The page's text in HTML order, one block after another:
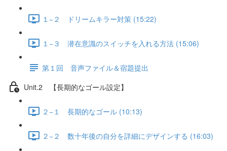
１−２ ドリームキラー対策 (15:22)
１−３ 潜在意識のスイッチを入れる方法 (15:06)
第１回 音声ファイル＆宿題提出
Unit.2 【長期的なゴール設定】
２−１ 長期的なゴール (10:13)
２−２ 数十年後の自分を詳細にデザインする (16:03)